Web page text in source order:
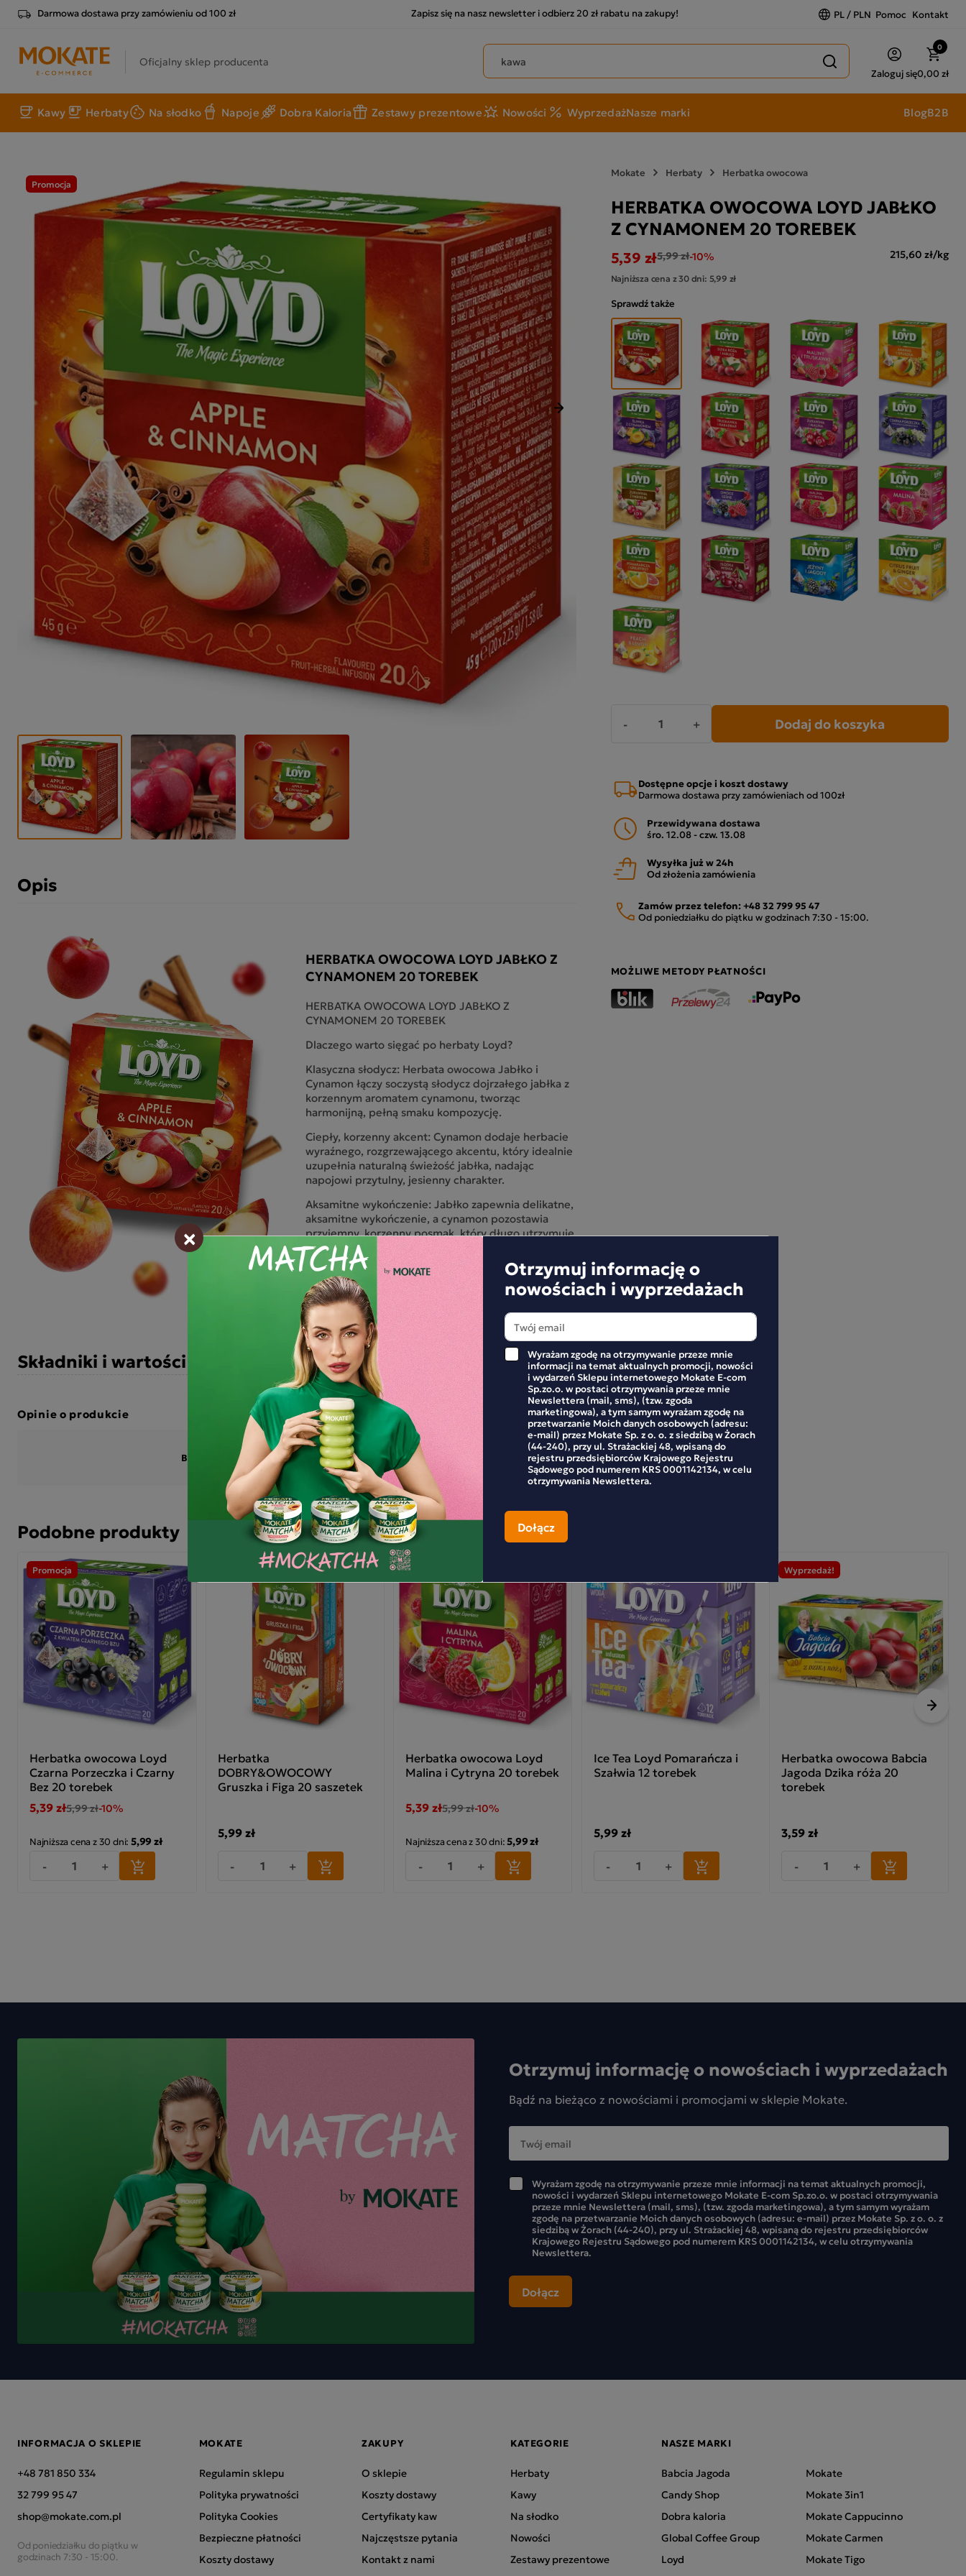
Darmowa dostawa przy zamówieniu od 100 zł Zapisz się na nasz newsletter i odbierz 20 zł rabatu na zakupy! PL / PLN Pomoc Kontakt
Oficjalny sklep producenta Szukaj produktów
Zaloguj się
0
0,00 zł
Kawy Herbaty Na słodko Napoje Dobra Kaloria Zestawy prezentowe Nowości WyprzedażNasze marki BlogB2B
Promocja
Następny
Mokate Herbaty Herbatka owocowa
HERBATKA OWOCOWA LOYD JABŁKO
Z CYNAMONEM 20 TOREBEK
5,39 zł5,99 zł-10% 215,60 zł/kg
Najniższa cena z 30 dni: 5,99 zł
Sprawdź także
- + Dodaj do koszyka
Dostępne opcje i koszt dostawy
Darmowa dostawa przy zamówieniach od 100zł
Przewidywana dostawa
śro. 12.08 - czw. 13.08
Wysyłka już w 24h
Od złożenia zamówienia
Zamów przez telefon:+48 32 799 95 47
Od poniedziałku do piątku w godzinach 7:30 - 15:00.
MOŻLIWE METODY PŁATNOŚCI
Opis
HERBATKA OWOCOWA LOYD JABŁKO Z
CYNAMONEM 20 TOREBEK
HERBATKA OWOCOWA LOYD JABŁKO Z
CYNAMONEM 20 TOREBEK
Dlaczego warto sięgać po herbaty Loyd?
Klasyczna słodycz: Herbata owocowa Jabłko i
Cynamon łączy soczystą słodycz dojrzałego jabłka z
korzennym aromatem cynamonu, tworząc
harmonijną, pełną smaku kompozycję.
Ciepły, korzenny akcent: Cynamon dodaje herbacie
wyraźnego, rozgrzewającego akcentu, który idealnie
uzupełnia naturalną świeżość jabłka, nadając
napojowi przytulny, jesienny charakter.
Aksamitne wykończenie: Jabłko zapewnia delikatne,
aksamitne wykończenie, a cynamon pozostawia
przyjemny, korzenny posmak, który długo utrzymuje
się na podniebieniu.
Składniki i wartości odżywcze
Opinie o produkcie
BĄDŹ PIERWSZYM KTÓRY NAPISZE RECENZJĘ
Podobne produkty
Promocja
Herbatka owocowa Loyd
Czarna Porzeczka i Czarny
Bez 20 torebek
5,39 zł5,99 zł-10%
Najniższa cena z 30 dni:5,99 zł
- +
Herbatka
DOBRY&OWOCOWY
Gruszka i Figa 20 saszetek
5,99 zł
-
+
Promocja
Herbatka owocowa Loyd
Malina i Cytryna 20 torebek
5,39 zł5,99 zł-10%
Najniższa cena z 30 dni:5,99 zł
- +
Ice Tea Loyd Pomarańcza i
Szałwia 12 torebek
5,99 zł
-
+
Wyprzedaż!
Herbatka owocowa Babcia
Jagoda Dzika róża 20
torebek
3,59 zł
-
+
Otrzymuj informację o nowościach i wyprzedażach
Bądź na bieżąco z nowościami i promocjami w sklepie Mokate.
Wyrażam zgodę na otrzymywanie przeze mnie informacji na temat aktualnych promocji,
nowości i wydarzeń Sklepu internetowego Mokate E-com Sp.zo.o. w postaci otrzymywania
przeze mnie Newslettera (mail, sms), (tzw. zgoda marketingowa), a tym samym wyrażam
zgodę na przetwarzanie Moich danych osobowych (adresu: e-mail) przez Mokate Sp. z o. o. z
siedzibą w Żorach (44-240), przy ul. Strażackiej 48, wpisaną do rejestru przedsiębiorców
Krajowego Rejestru Sądowego pod numerem KRS 0001142134, w celu otrzymywania
Newslettera.
INFORMACJA O SKLEPIE
+48 781 850 334
32 799 95 47
shop@mokate.com.pl
Od poniedziałku do piątku w
godzinach 7:30 - 15:00.
MOKATE
Regulamin sklepu
Polityka prywatności
Polityka Cookies
Bezpieczne płatności
Koszty dostawy
ZAKUPY
O sklepie
Koszty dostawy
Certyfikaty kaw
Najczęstsze pytania
Kontakt z nami
KATEGORIE
Herbaty
Kawy
Na słodko
Nowości
Zestawy prezentowe
NASZE MARKI
Babcia Jagoda
Candy Shop
Dobra kaloria
Global Coffee Group
Loyd
Mokate
Mokate 3in1
Mokate Cappucinno
Mokate Carmen
Mokate Tigo
×
Otrzymuj informację o
nowościach i wyprzedażach
Wyrażam zgodę na otrzymywanie przeze mnie
informacji na temat aktualnych promocji, nowości
i wydarzeń Sklepu internetowego Mokate E-com
Sp.zo.o. w postaci otrzymywania przeze mnie
Newslettera (mail, sms), (tzw. zgoda
marketingowa), a tym samym wyrażam zgodę na
przetwarzanie Moich danych osobowych (adresu:
e-mail) przez Mokate Sp. z o. o. z siedzibą w Żorach
(44-240), przy ul. Strażackiej 48, wpisaną do
rejestru przedsiębiorców Krajowego Rejestru
Sądowego pod numerem KRS 0001142134, w celu
otrzymywania Newslettera.